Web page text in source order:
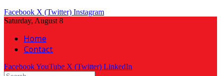
Facebook X (Twitter) Instagram
Saturday, August 8
Home
Contact
FacebookYouTube X (Twitter) LinkedIn